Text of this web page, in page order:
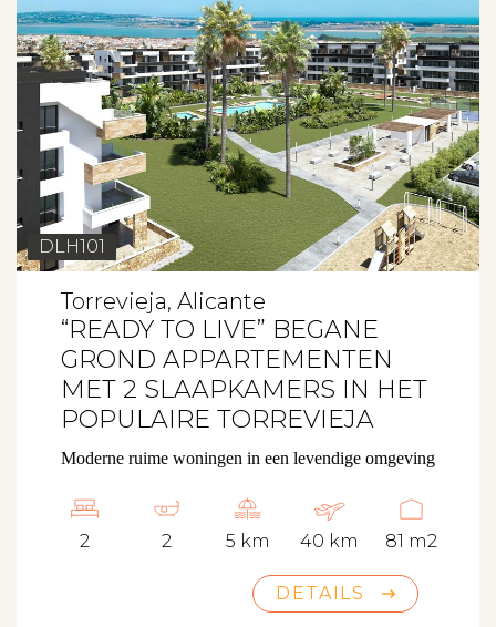
DLH101
Torrevieja, Alicante
“READY TO LIVE” BEGANE
GROND APPARTEMENTEN
MET 2 SLAAPKAMERS IN HET
POPULAIRE TORREVIEJA
Moderne ruime woningen in een levendige omgeving
2 2 5 km 40 km 81 m2
DETAILS